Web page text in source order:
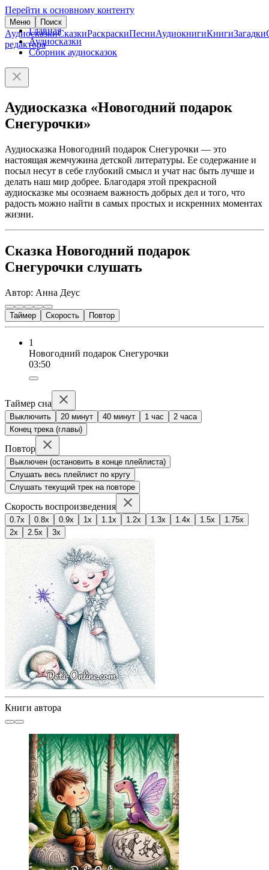
Перейти к основному контенту
Меню Поиск
АудиосказкиСказкиРаскраскиПесниАудиокнигиКнигиЗагадки
редактора
Главная
Аудиосказки
Сборник аудиосказок
Аудиосказка «Новогодний подарок
Снегурочки»
Аудиосказка Новогодний подарок Снегурочки — это
настоящая жемчужина детской литературы. Ее содержание и
посыл несут в себе глубокий смысл и учат нас быть лучше и
делать наш мир добрее. Благодаря этой прекрасной
аудиосказке мы осознаем важность добрых дел и того, что
радость можно найти в самых простых и искренних моментах
жизни.
Сказка Новогодний подарок
Снегурочки слушать
Автор: Анна Деус
Таймер Скорость Повтор
1
Новогодний подарок Снегурочки
03:50
Таймер сна
Выключить 20 минут 40 минут 1 час
2 часа
Конец трека (главы)
Повтор
Выключен (остановить в конце плейлиста)
Слушать весь плейлист по кругу
Слушать текущий трек на повторе
Скорость воспроизведения
0.7x 0.8x 0.9x 1x 1.1x 1.2x 1.3x 1.4x 1.5x
1.75x
2x
2.5x 3x
Книги автора